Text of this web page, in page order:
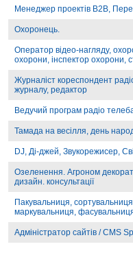
Менеджер проектів B2B,
Охоронець.
Оператор відео-нагляду,
охорони, інспектор охорони,
Журналіст кореспондент
журналу, редактор
Ведучий програм радіо
Тамада на весілля, день
DJ, Ді-джей, Звукорежисер,
Озеленення. Агроном
дизайн. консультації
Пакувальниця,
маркувальниця,
Адміністратор сайтів / CMS